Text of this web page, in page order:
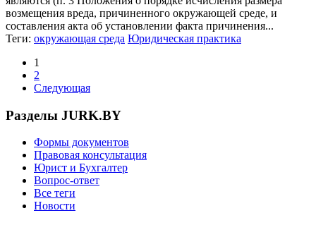
возмещения вреда, причиненного окружающей среде, и
составления акта об установлении факта причинения...
Теги: окружающая среда Юридическая практика
1
2
Следующая
Разделы JURK.BY
Формы документов
Правовая консультация
Юрист и Бухгалтер
Вопрос-ответ
Все теги
Новости